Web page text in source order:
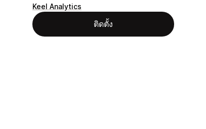
Keel Analytics
ติดตั้ง